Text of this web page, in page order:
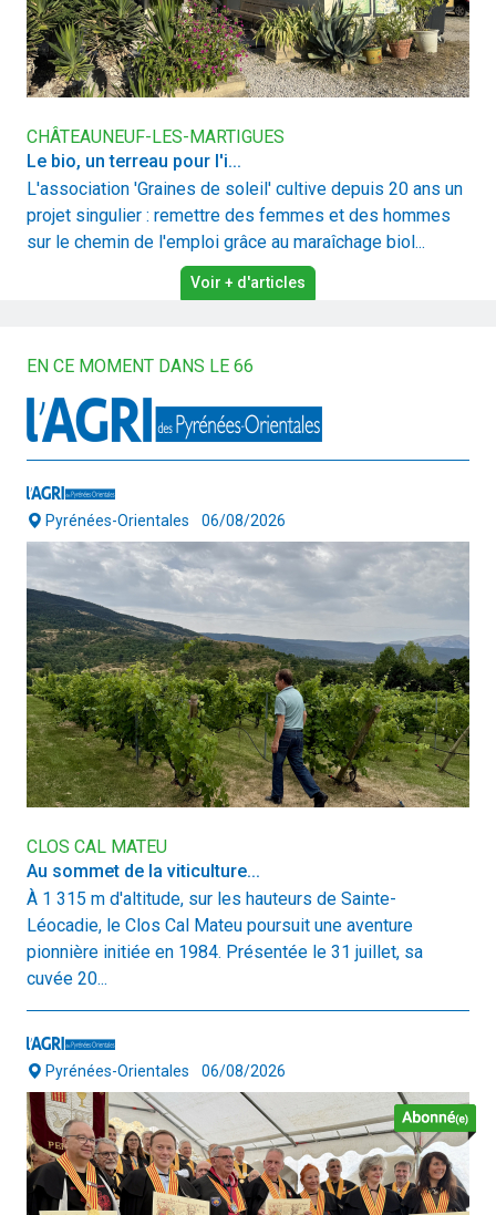
CHÂTEAUNEUF-LES-MARTIGUES
Le bio, un terreau pour l'i...
L'association 'Graines de soleil' cultive depuis 20 ans un
projet singulier : remettre des femmes et des hommes
sur le chemin de l'emploi grâce au maraîchage biol...
Voir + d'articles
EN CE MOMENT DANS LE 66
Pyrénées-Orientales 06/08/2026
CLOS CAL MATEU
Au sommet de la viticulture...
À 1 315 m d'altitude, sur les hauteurs de Sainte-
Léocadie, le Clos Cal Mateu poursuit une aventure
pionnière initiée en 1984. Présentée le 31 juillet, sa
cuvée 20...
Pyrénées-Orientales 06/08/2026